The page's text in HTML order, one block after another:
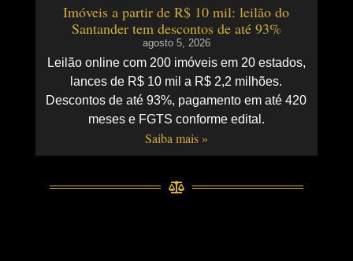
Imóveis a partir de R$ 10 mil: leilão do
Santander tem descontos de até 93%
agosto 5, 2026
Leilão online com 200 imóveis em 20 estados,
lances de R$ 10 mil a R$ 2,2 milhões.
Descontos de até 93%, pagamento em até 420
meses e FGTS conforme edital.
Saiba mais »